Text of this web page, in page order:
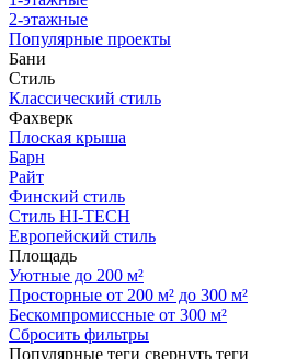
2-этажные
Популярные проекты
Бани
Стиль
Классический стиль
Фахверк
Плоская крыша
Барн
Райт
Финский стиль
Стиль HI-TECH
Европейский стиль
Площадь
Уютные до 200 м²
Просторные от 200 м² до 300 м²
Бескомпромиссные от 300 м²
Сбросить фильтры
Популярные теги свернуть теги